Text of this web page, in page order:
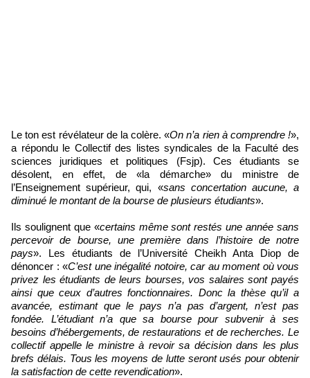
Le ton est révélateur de la colère. «On n’a rien à comprendre !»,
a répondu le Collectif des listes syndicales de la Faculté des
sciences juridiques et politiques (Fsjp). Ces étudiants se
désolent, en effet, de «la démarche» du ministre de
l’Enseignement supérieur, qui, «sans concertation aucune, a
diminué le montant de la bourse de plusieurs étudiants».
Ils soulignent que «certains même sont restés une année sans
percevoir de bourse, une première dans l’histoire de notre
pays». Les étudiants de l’Université Cheikh Anta Diop de
dénoncer : «C’est une inégalité notoire, car au moment où vous
privez les étudiants de leurs bourses, vos salaires sont payés
ainsi que ceux d’autres fonctionnaires. Donc la thèse qu’il a
avancée, estimant que le pays n’a pas d’argent, n’est pas
fondée. L’étudiant n’a que sa bourse pour subvenir à ses
besoins d’hébergements, de restaurations et de recherches. Le
collectif appelle le ministre à revoir sa décision dans les plus
brefs délais. Tous les moyens de lutte seront usés pour obtenir
la satisfaction de cette revendication».